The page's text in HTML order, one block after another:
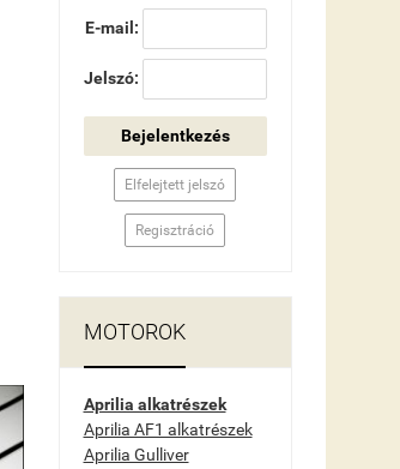
E-mail:
Jelszó:
Bejelentkezés
Elfelejtett jelszó
Regisztráció
MOTOROK
Aprilia alkatrészek
Aprilia AF1 alkatrészek
Aprilia Gulliver